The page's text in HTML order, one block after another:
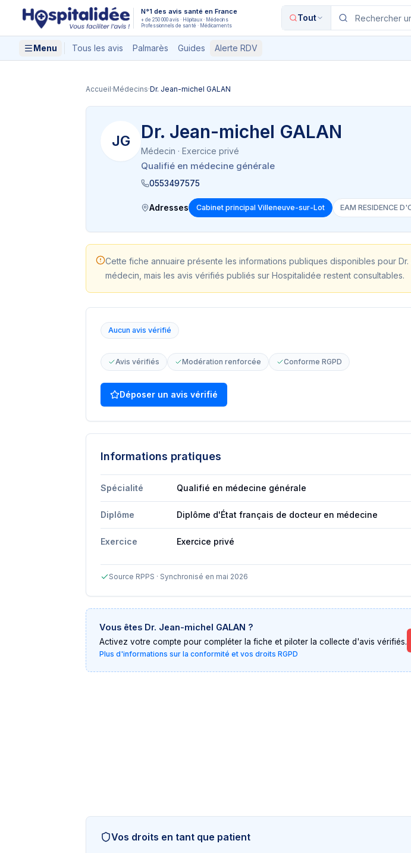
Aller au contenu principal N°1 des avis santé en France
+ de 250 000 avis · Hôpitaux · Médecins
Professionnels de santé · Médicaments
Tout
Menu Tous les avis Palmarès Guides Alerte RDV
Accueil·Médecins·Dr. Jean-michel GALAN
JG Dr. Jean-michel GALAN
Médecin · Exercice privé
Qualifié en médecine générale
0553497575
Adresses Cabinet principal Villeneuve-sur-Lot EAM RESIDENCE
Cette fiche annuaire présente les informations publiques disponibles pour
médecin, mais les avis vérifiés publiés sur Hospitalidée restent consultables.
Aucun avis vérifié
Avis vérifiés Modération renforcée Conforme RGPD
Déposer un avis vérifié
Informations pratiques
Spécialité Qualifié en médecine générale
Diplôme Diplôme d'État français de docteur en médecine
Exercice Exercice privé
Source RPPS · Synchronisé en mai 2026
Vous êtes Dr. Jean-michel GALAN ?
Activez votre compte pour compléter la fiche et piloter la collecte d'avis vérifiés.
Plus d'informations sur la conformité et vos droits RGPD
Vos droits en tant que patient